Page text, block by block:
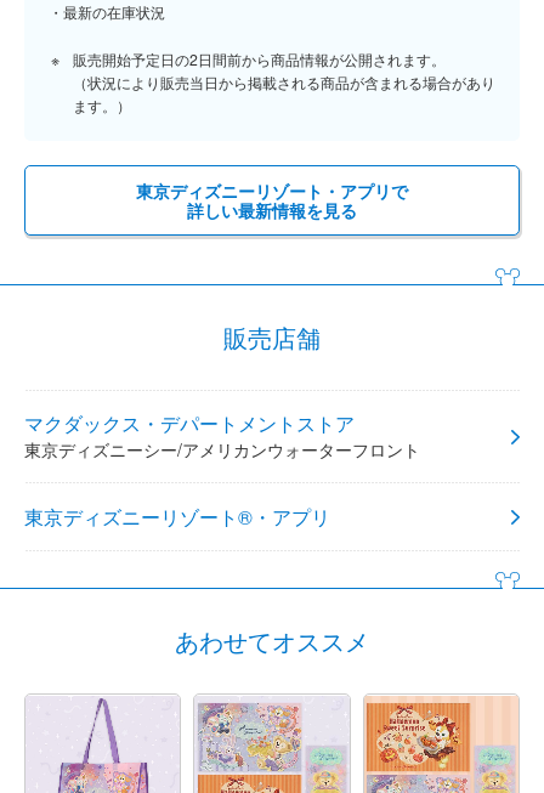
最新の在庫状況
販売開始予定日の2日間前から商品情報が公開されます。
（状況により販売当日から掲載される商品が含まれる場合があり
ます。）
東京ディズニーリゾート・アプリで
詳しい最新情報を見る
販売店舗
マクダックス・デパートメントストア
東京ディズニーシー/アメリカンウォーターフロント
東京ディズニーリゾート®・アプリ
あわせてオススメ